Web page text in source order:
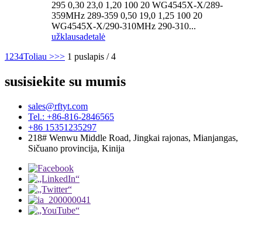
295 0,30 23,0 1,20 100 20 WG4545X-X/289-
359MHz 289-359 0,50 19,0 1,25 100 20
WG4545X-X/290-310MHz 290-310...
užklausadetalė
1 234Toliau >>> 1 puslapis / 4
susisiekite su mumis
sales@rftyt.com
Tel.: +86-816-2846565
+86 15351235297
218# Wenwu Middle Road, Jingkai rajonas, Mianjangas,
Sičuano provincija, Kinija